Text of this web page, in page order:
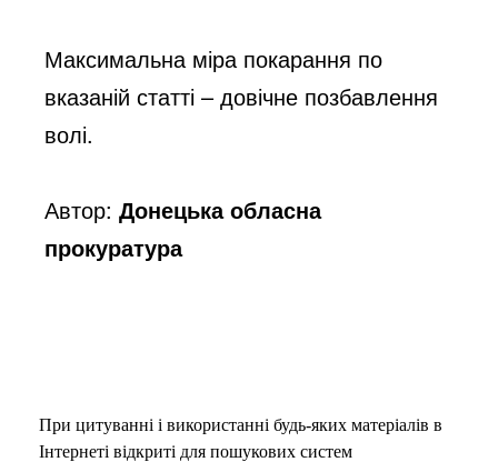
Максимальна міра покарання по
вказаній статті – довічне позбавлення
волі.
Автор:Донецька обласна
прокуратура
При цитуванні і використанні будь-яких матеріалів в
Інтернеті відкриті для пошукових систем